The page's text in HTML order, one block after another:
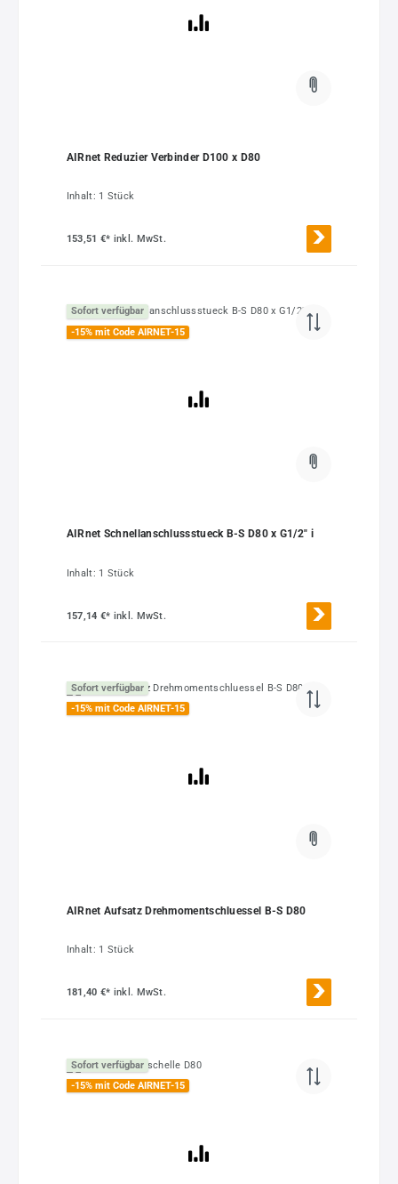
AIRnet Reduzier Verbinder D100 x D80
Inhalt: 1 Stück
153,51 €* inkl. MwSt.
Sofort verfügbar
-15% mit Code AIRNET-15
AIRnet Schnellanschlussstueck B-S D80 x G1/2" i
Inhalt: 1 Stück
157,14 €* inkl. MwSt.
Sofort verfügbar
-15% mit Code AIRNET-15
AIRnet Aufsatz Drehmomentschluessel B-S D80
Inhalt: 1 Stück
181,40 €* inkl. MwSt.
Sofort verfügbar
-15% mit Code AIRNET-15